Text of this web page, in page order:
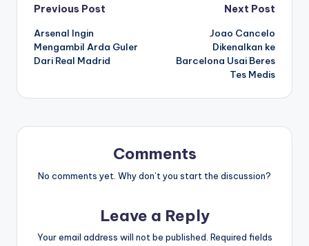
Post
navigation
Previous Post
Arsenal Ingin
Mengambil Arda Guler
Dari Real Madrid
Next Post
Joao Cancelo
Dikenalkan ke
Barcelona Usai Beres
Tes Medis
Comments
No comments yet. Why don’t you start the discussion?
Leave a Reply
Your email address will not be published. Required fields